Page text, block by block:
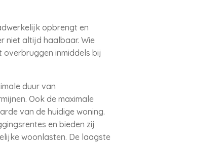
opbrengt en
niet altijd haalbaar. Wie
inmiddels bij
duur van
Ook de maximale
van de huidige woning.
en bieden zij
woonlasten. De laagste